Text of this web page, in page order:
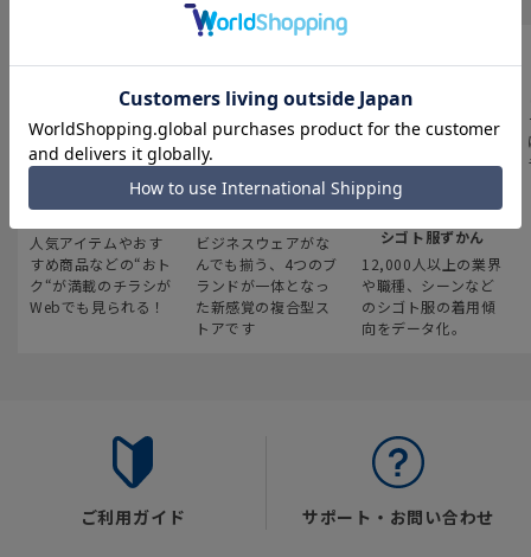
最新のお買い得情報
人気アイテムやおす
すめ商品などの“おト
ク“が満載のチラシが
Webでも見られる！
スーツスクエア
ビジネスウェアがな
んでも揃う、4つのブ
ランドが一体となっ
た新感覚の複合型ス
トアです
みんなの
シゴト服ずかん
12,000人以上の業界
や職種、シーンなど
のシゴト服の着用傾
向をデータ化。
ご利用ガイド サポート・お問い合わせ